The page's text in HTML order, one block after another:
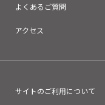
よくあるご質問
アクセス
サイトのご利用について